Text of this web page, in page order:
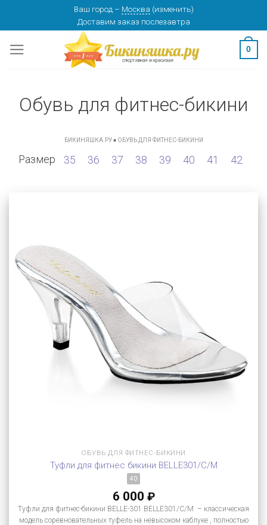
content
Ваш город – Москва (изменить)
Доставим заказ послезавтра
0
Обувь для фитнес-бикини
БИКИНЯШКА.РУ» ОБУВЬ ДЛЯ ФИТНЕС-БИКИНИ
Размер 35 36 37 38 39 40 41 42
ОБУВЬ ДЛЯ ФИТНЕС-БИКИНИ
Туфли для фитнес бикини BELLE301/C/M
40
6 000 ₽
Туфли для фитнес-бикини BELLE-301 BELLE301/C/M – классическая
модель соревновательных туфель на невысоком каблуке , полностью